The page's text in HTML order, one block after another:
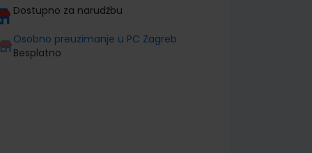
Dostupno za narudžbu
Osobno preuzimanje u PC Zagreb
Besplatno